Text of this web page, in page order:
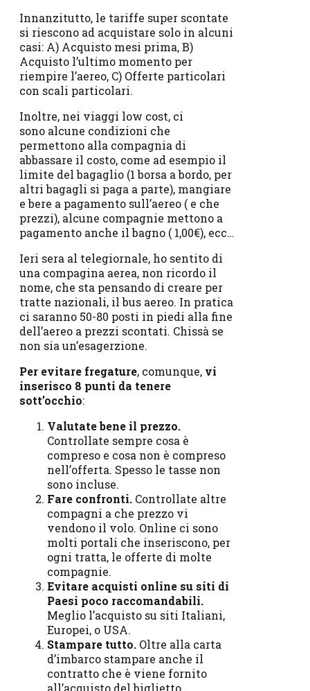
Innanzitutto, le tariffe super scontate
si riescono ad acquistare solo in alcuni
casi: A) Acquisto mesi prima, B)
Acquisto l’ultimo momento per
riempire l’aereo, C) Offerte particolari
con scali particolari.
Inoltre, nei viaggi low cost, ci
sono alcune condizioni che
permettono alla compagnia di
abbassare il costo, come ad esempio il
limite del bagaglio (1 borsa a bordo, per
altri bagagli si paga a parte), mangiare
e bere a pagamento sull’aereo ( e che
prezzi), alcune compagnie mettono a
pagamento anche il bagno ( 1,00€), ecc…
Ieri sera al telegiornale, ho sentito di
una compagina aerea, non ricordo il
nome, che sta pensando di creare per
tratte nazionali, il bus aereo. In pratica
ci saranno 50-80 posti in piedi alla fine
dell’aereo a prezzi scontati. Chissà se
non sia un’esagerzione.
Per evitare fregature, comunque, vi
inserisco 8 punti da tenere
sott’occhio:
Valutate bene il prezzo.
Controllate sempre cosa è
compreso e cosa non è compreso
nell’offerta. Spesso le tasse non
sono incluse.
Fare confronti. Controllate altre
compagni a che prezzo vi
vendono il volo. Online ci sono
molti portali che inseriscono, per
ogni tratta, le offerte di molte
compagnie.
Evitare acquisti online su siti di
Paesi poco raccomandabili.
Meglio l’acquisto su siti Italiani,
Europei, o USA.
Stampare tutto. Oltre alla carta
d’imbarco stampare anche il
contratto che è viene fornito
all’acquisto del biglietto.